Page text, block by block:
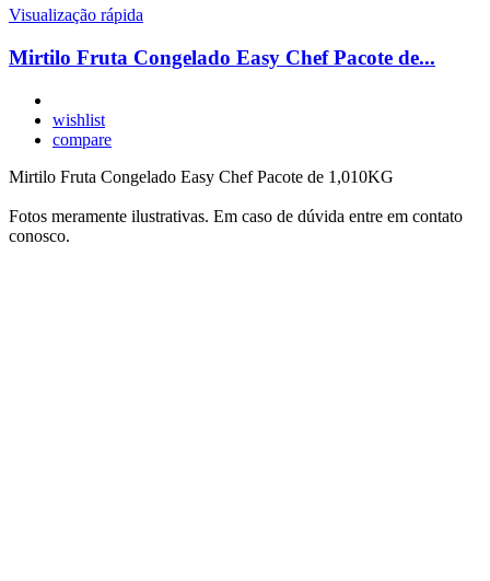
Visualização rápida
Mirtilo Fruta Congelado Easy Chef Pacote de...
wishlist
compare
Mirtilo Fruta Congelado Easy Chef Pacote de 1,010KG
Fotos meramente ilustrativas. Em caso de dúvida entre em contato
conosco.